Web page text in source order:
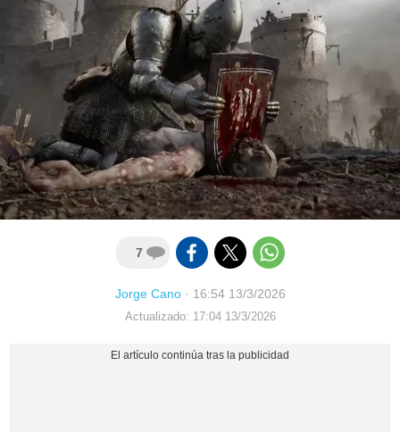
7
Jorge Cano· 16:54 13/3/2026
Actualizado: 17:04 13/3/2026